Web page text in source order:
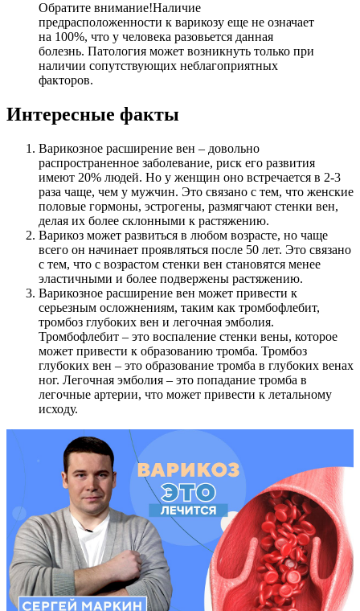
Обратите внимание!Наличие
предрасположенности к варикозу еще не означает
на 100%, что у человека разовьется данная
болезнь. Патология может возникнуть только при
наличии сопутствующих неблагоприятных
факторов.
Интересные факты
Варикозное расширение вен – довольно
распространенное заболевание, риск его развития
имеют 20% людей. Но у женщин оно встречается в 2-3
раза чаще, чем у мужчин. Это связано с тем, что женские
половые гормоны, эстрогены, размягчают стенки вен,
делая их более склонными к растяжению.
Варикоз может развиться в любом возрасте, но чаще
всего он начинает проявляться после 50 лет. Это связано
с тем, что с возрастом стенки вен становятся менее
эластичными и более подвержены растяжению.
Варикозное расширение вен может привести к
серьезным осложнениям, таким как тромбофлебит,
тромбоз глубоких вен и легочная эмболия.
Тромбофлебит – это воспаление стенки вены, которое
может привести к образованию тромба. Тромбоз
глубоких вен – это образование тромба в глубоких венах
ног. Легочная эмболия – это попадание тромба в
легочные артерии, что может привести к летальному
исходу.